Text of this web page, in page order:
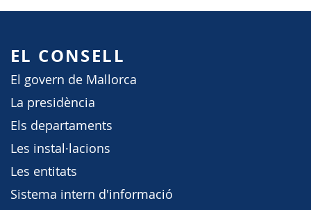
EL CONSELL
El govern de Mallorca
La presidència
Els departaments
Les instal·lacions
Les entitats
Sistema intern d'informació